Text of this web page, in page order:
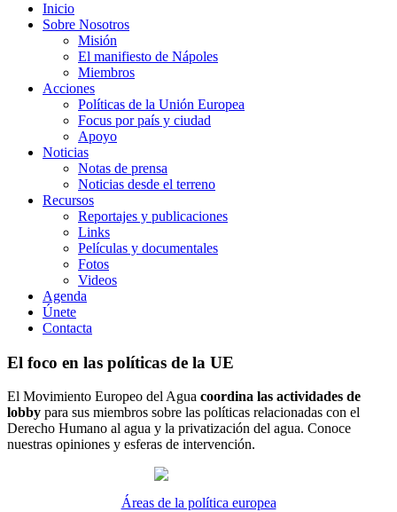
Inicio
Sobre Nosotros
Misión
El manifiesto de Nápoles
Miembros
Acciones
Políticas de la Unión Europea
Focus por país y ciudad
Apoyo
Noticias
Notas de prensa
Noticias desde el terreno
Recursos
Reportajes y publicaciones
Links
Películas y documentales
Fotos
Videos
Agenda
Únete
Contacta
El foco en las políticas de la UE
El Movimiento Europeo del Agua coordina las actividades de
lobby para sus miembros sobre las políticas relacionadas con el
Derecho Humano al agua y la privatización del agua. Conoce
nuestras opiniones y esferas de intervención.
Áreas de la política europea